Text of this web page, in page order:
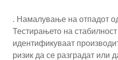
. Намалување на отпадот
Тестирањето на
идентификуваат
ризик да се разградат или